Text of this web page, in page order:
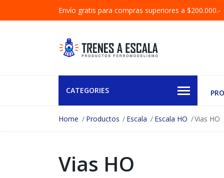
Envío gratis para compras superiores a $200.000.-
CATEGORIES
Home Productos Escala Escala HO Vias HO
Vias HO